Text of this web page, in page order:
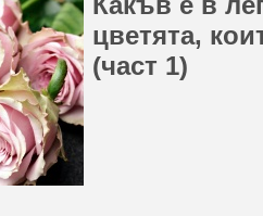
цветята,
(част 1)